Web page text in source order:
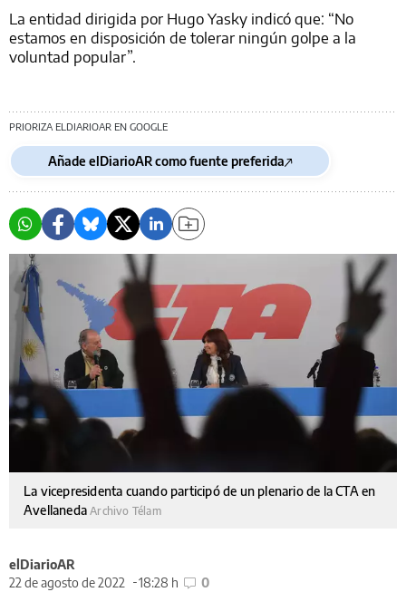
La entidad dirigida por Hugo Yasky indicó que: “No
estamos en disposición de tolerar ningún golpe a la
voluntad popular”.
PRIORIZA ELDIARIOAR EN GOOGLE
Añade elDiarioAR como fuente preferida
La vicepresidenta cuando participó de un plenario de la CTA en
AvellanedaArchivo Télam
elDiarioAR
22 de agosto de 2022
18:28 h 0